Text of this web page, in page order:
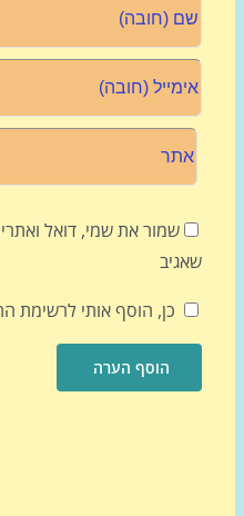
שמור את שמי, דואל ואתרי
כן, הוסף אותי לרשימת התפוצה